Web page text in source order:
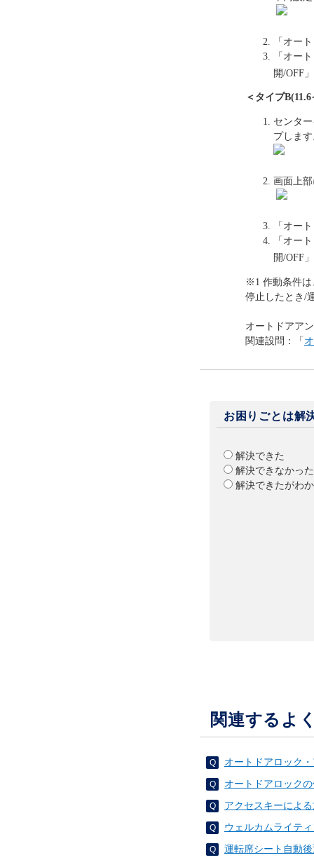
「オー
「オー
開/OFF」
＜タイプ
センタ
プしま
画面上
「オー
「オー
開/OFF」
※1 作動条件は
停止したとき/
オートドアア
関連設問：「
お困りごとは解
解決できた
解決できなかった
解決できたがわ
関連するよ
オートドアロック
オートドアロック
アクセスキーによ
ウェルカムライテ
運転席シート自動